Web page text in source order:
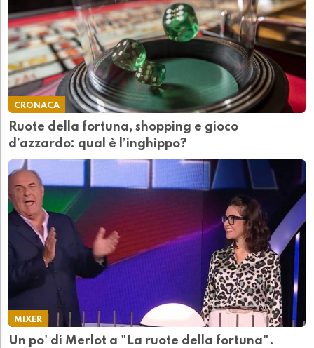
CRONACA
Ruote della fortuna, shopping e gioco
d’azzardo: qual è l’inghippo?
MIXER
Un po' di Merlot a "La ruote della fortuna".